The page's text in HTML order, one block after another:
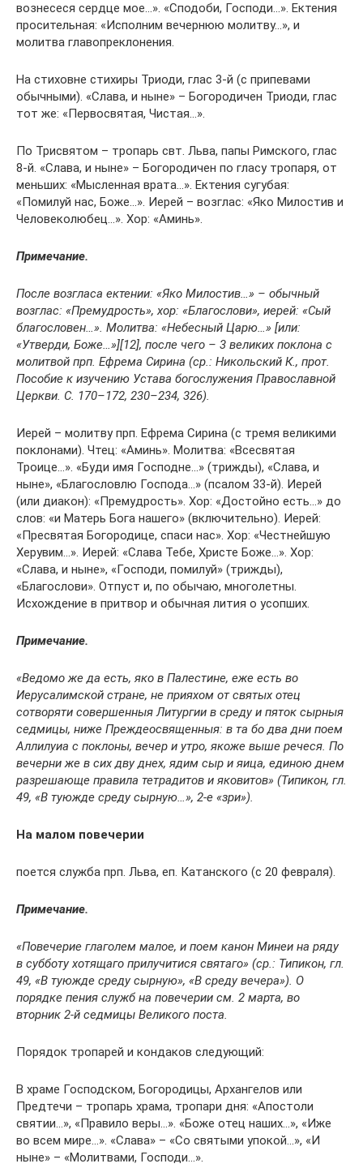
вознесеся сердце мое…». «Сподоби, Господи…». Ектения
просительная: «Исполним вечернюю молитву…», и
молитва главопреклонения.
На стиховне стихиры Триоди, глас 3-й (с припевами
обычными). «Слава, и ныне» – Богородичен Триоди, глас
тот же: «Первосвятая, Чистая…».
По Трисвятом – тропарь свт. Льва, папы Римского, глас
8-й. «Слава, и ныне» – Богородичен по гласу тропаря, от
меньших: «Мысленная врата…». Ектения сугубая:
«Помилуй нас, Боже…». Иерей – возглас: «Яко Милостив и
Человеколюбец…». Хор: «Аминь».
Примечание.
После возгласа ектении: «Яко Милостив…» – обычный
возглас: «Премудрость», хор: «Благослови», иерей: «Сый
благословен…». Молитва: «Небесный Царю…» [или:
«Утверди, Боже…»][12], после чего – 3 великих поклона с
молитвой прп. Ефрема Сирина (ср.: Никольский К., прот.
Пособие к изучению Устава богослужения Православной
Церкви. С. 170–172, 230–234, 326).
Иерей – молитву прп. Ефрема Сирина (с тремя великими
поклонами). Чтец: «Аминь». Молитва: «Всесвятая
Троице…». «Буди имя Господне…» (трижды), «Слава, и
ныне», «Благословлю Господа…» (псалом 33-й). Иерей
(или диакон): «Премудрость». Хор: «Достойно есть…» до
слов: «и Матерь Бога нашего» (включительно). Иерей:
«Пресвятая Богородице, спаси нас». Хор: «Честнейшую
Херувим…». Иерей: «Слава Тебе, Христе Боже…». Хор:
«Слава, и ныне», «Господи, помилуй» (трижды),
«Благослови». Отпуст и, по обычаю, многолетны.
Исхождение в притвор и обычная лития о усопших.
Примечание.
«Ведомо же да есть, яко в Палестине, еже есть во
Иерусалимской стране, не прияхом от святых отец
сотворяти совершенныя Литургии в среду и пяток сырныя
седмицы, ниже Преждеосвященныя: в та бо два дни поем
Аллилуиа с поклоны, вечер и утро, якоже выше речеся. По
вечерни же в сих дву днех, ядим сыр и яица, единою днем
разрешающе правила тетрадитов и яковитов» (Типикон, гл.
49, «В туюжде среду сырную…», 2-е «зри»).
На малом повечерии
поется служба прп. Льва, еп. Катанского (с 20 февраля).
Примечание.
«Повечерие глаголем малое, и поем канон Минеи на ряду
в субботу хотящаго прилучитися святаго» (ср.: Типикон, гл.
49, «В туюжде среду сырную», «В среду вечера»). О
порядке пения служб на повечерии см. 2 марта, во
вторник 2-й седмицы Великого поста.
Порядок тропарей и кондаков следующий:
В храме Господском, Богородицы, Архангелов или
Предтечи – тропарь храма, тропари дня: «Апостоли
святии…», «Правило веры…». «Боже отец наших…», «Иже
во всем мире…». «Слава» – «Со святыми упокой…», «И
ныне» – «Молитвами, Господи…».